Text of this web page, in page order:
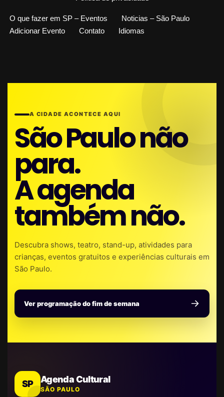
O que fazer em SP – Eventos
Noticias – São Paulo
Adicionar Evento
Contato Idiomas
A CIDADE ACONTECE AQUI
São Paulo não
para.
A agenda
também não.
Descubra shows, teatro, stand-up, atividades para
crianças, eventos gratuitos e experiências culturais em
São Paulo.
Ver programação do fim de semana
SP Agenda Cultural
SÃO PAULO